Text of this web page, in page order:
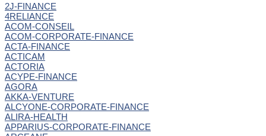
2J-FINANCE
4RELIANCE
ACOM-CONSEIL
ACOM-CORPORATE-FINANCE
ACTA-FINANCE
ACTICAM
ACTORIA
ACYPE-FINANCE
AGORA
AKKA-VENTURE
ALCYONE-CORPORATE-FINANCE
ALIRA-HEALTH
APPARIUS-CORPORATE-FINANCE